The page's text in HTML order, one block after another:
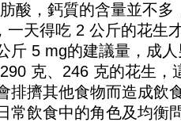
酸，鈣質的含量並不
天得吃 2 公斤的花生
斤 5 mg的建議量，成
克、246 克的花生
排擠其他食物而造成飲
飲食中的角色及均衡